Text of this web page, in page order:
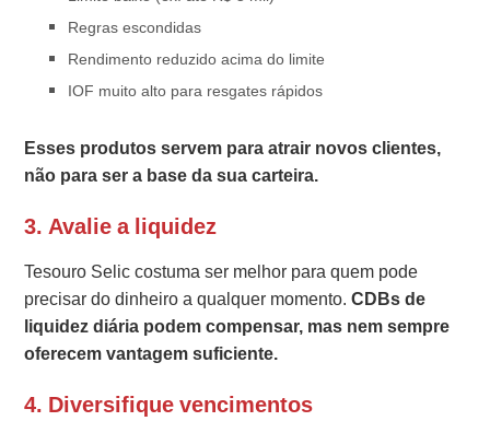
Regras escondidas
Rendimento reduzido acima do limite
IOF muito alto para resgates rápidos
Esses produtos servem para atrair novos clientes,
não para ser a base da sua carteira.
3. Avalie a liquidez
Tesouro Selic costuma ser melhor para quem pode
precisar do dinheiro a qualquer momento.CDBs de
liquidez diária podem compensar, mas nem sempre
oferecem vantagem suficiente.
4. Diversifique vencimentos